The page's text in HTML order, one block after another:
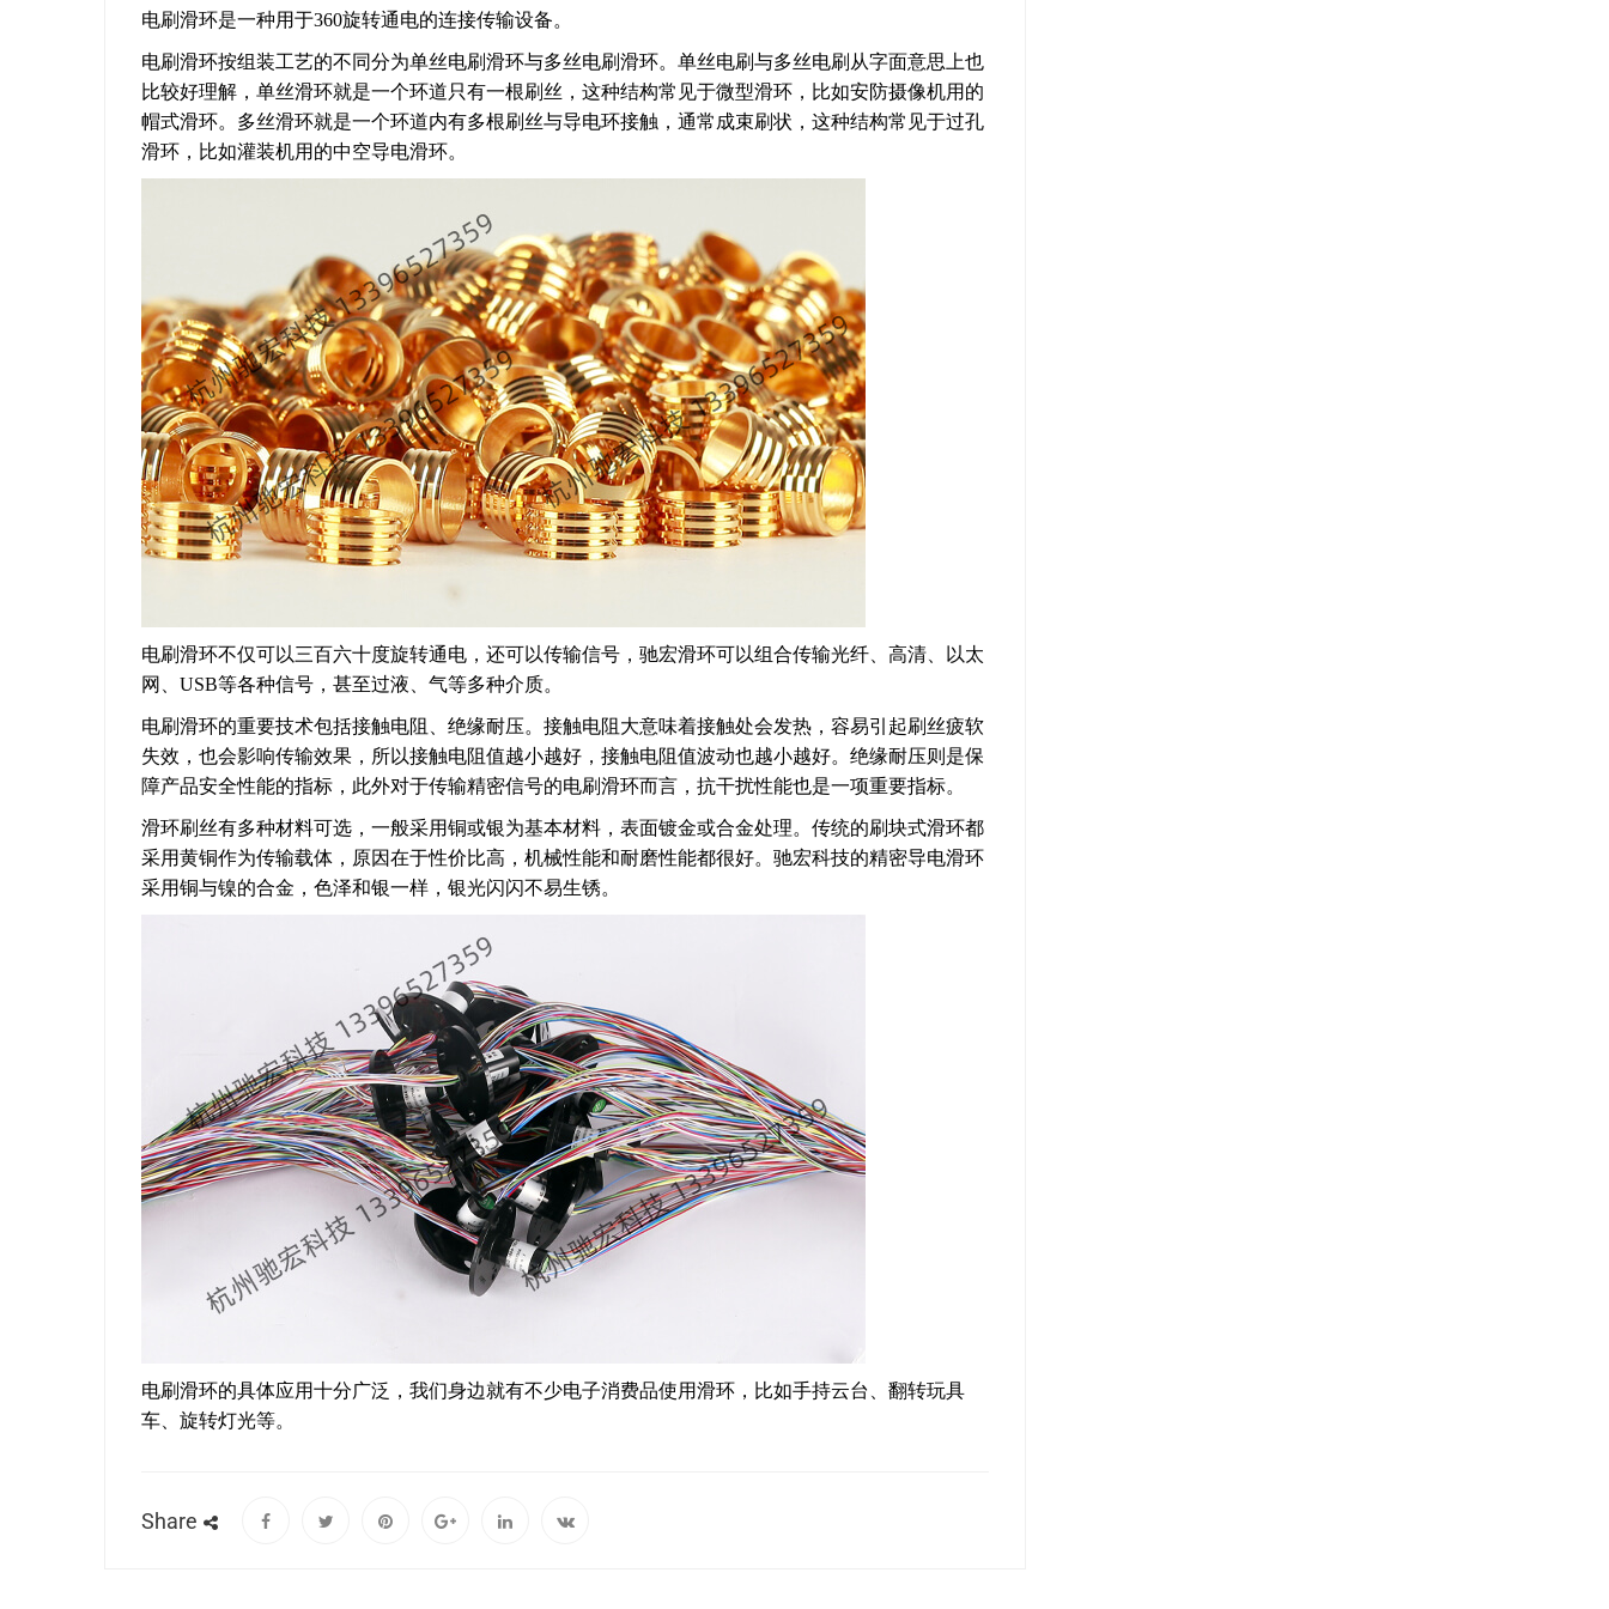
电刷滑环是一种用于360旋转通电的连接传输设备。
电刷滑环按组装工艺的不同分为单丝电刷滑环与多丝电刷滑环。单丝电刷与多丝电刷从字面意思上也
比较好理解，单丝滑环就是一个环道只有一根刷丝，这种结构常见于微型滑环，比如安防摄像机用的
帽式滑环。多丝滑环就是一个环道内有多根刷丝与导电环接触，通常成束刷状，这种结构常见于过孔
滑环，比如灌装机用的中空导电滑环。
电刷滑环不仅可以三百六十度旋转通电，还可以传输信号，驰宏滑环可以组合传输光纤、高清、以太
网、USB等各种信号，甚至过液、气等多种介质。
电刷滑环的重要技术包括接触电阻、绝缘耐压。接触电阻大意味着接触处会发热，容易引起刷丝疲软
失效，也会影响传输效果，所以接触电阻值越小越好，接触电阻值波动也越小越好。绝缘耐压则是保
障产品安全性能的指标，此外对于传输精密信号的电刷滑环而言，抗干扰性能也是一项重要指标。
滑环刷丝有多种材料可选，一般采用铜或银为基本材料，表面镀金或合金处理。传统的刷块式滑环都
采用黄铜作为传输载体，原因在于性价比高，机械性能和耐磨性能都很好。驰宏科技的精密导电滑环
采用铜与镍的合金，色泽和银一样，银光闪闪不易生锈。
电刷滑环的具体应用十分广泛，我们身边就有不少电子消费品使用滑环，比如手持云台、翻转玩具
车、旋转灯光等。
Share